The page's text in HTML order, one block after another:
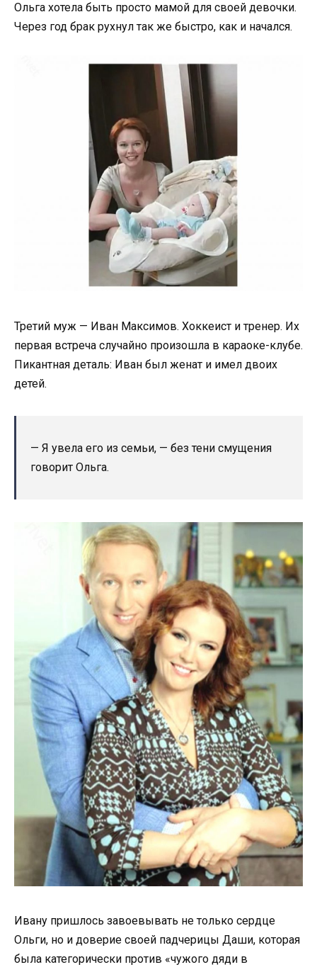
Ольга хотела быть просто мамой для своей девочки.
Через год брак рухнул так же быстро, как и начался.
Третий муж — Иван Максимов. Хоккеист и тренер. Их
первая встреча случайно произошла в караоке-клубе.
Пикантная деталь: Иван был женат и имел двоих
детей.
— Я увела его из семьи, — без тени смущения
говорит Ольга.
Ивану пришлось завоевывать не только сердце
Ольги, но и доверие своей падчерицы Даши, которая
была категорически против «чужого дяди в